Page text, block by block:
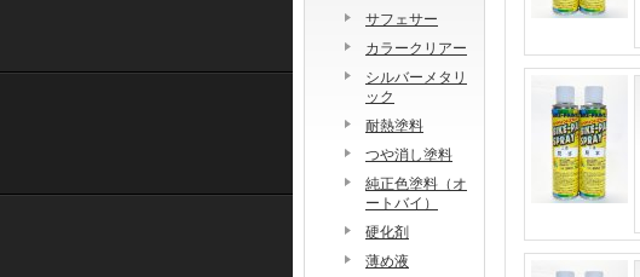
サフェサー
カラークリアー
シルバーメタリ
ック
耐熱塗料
つや消し塗料
純正色塗料（オ
ートバイ）
硬化剤
薄め液